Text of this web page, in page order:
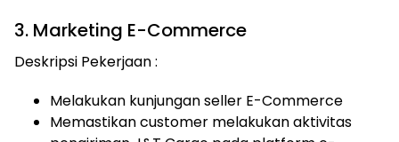
3. Marketing E-Commerce
Deskripsi Pekerjaan :
Melakukan kunjungan seller E-Commerce
Memastikan customer melakukan aktivitas